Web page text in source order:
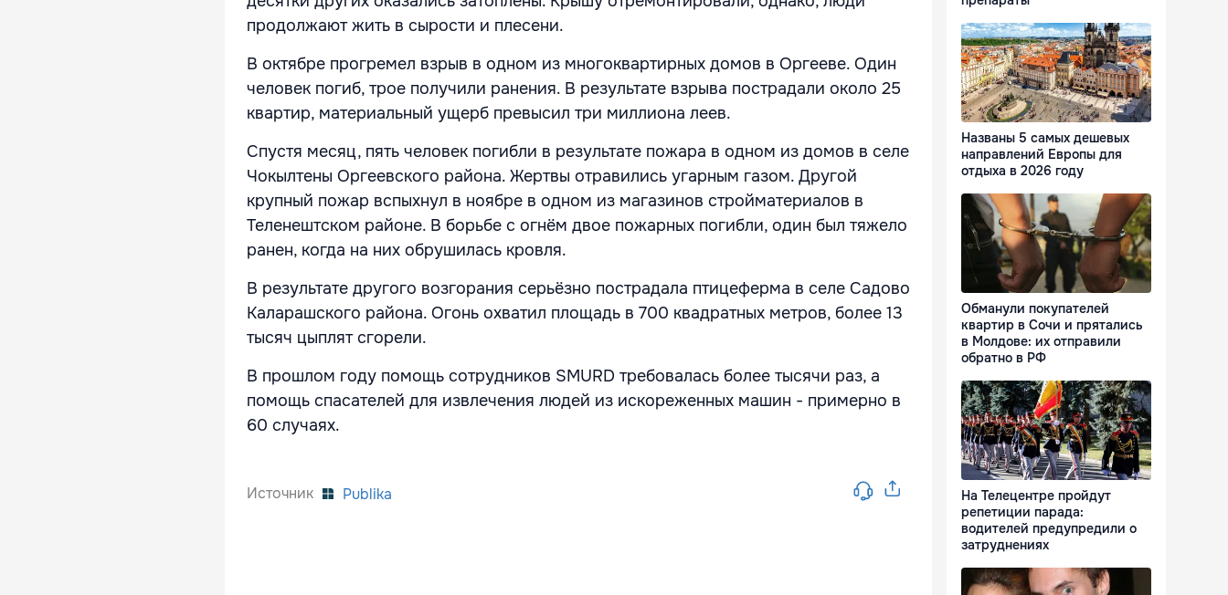
продолжают жить в сырости и плесени.
В октябре прогремел взрыв в одном из многоквартирных домов в Оргееве. Один
человек погиб, трое получили ранения. В результате взрыва пострадали около 25
квартир, материальный ущерб превысил три миллиона леев.
Спустя месяц, пять человек погибли в результате пожара в одном из домов в селе
Чокылтены Оргеевского района. Жертвы отравились угарным газом. Другой
крупный пожар вспыхнул в ноябре в одном из магазинов стройматериалов в
Теленештском районе. В борьбе с огнём двое пожарных погибли, один был тяжело
ранен, когда на них обрушилась кровля.
В результате другого возгорания серьёзно пострадала птицеферма в селе Садово
Каларашского района. Огонь охватил площадь в 700 квадратных метров, более 13
тысяч цыплят сгорели.
В прошлом году помощь сотрудников SMURD требовалась более тысячи раз, а
помощь спасателей для извлечения людей из искореженных машин - примерно в
60 случаях.
Источник Publika
Названы 5 самых дешевых
направлений Европы для
отдыха в 2026 году
Обманули покупателей
квартир в Сочи и прятались
в Молдове: их отправили
обратно в РФ
На Телецентре пройдут
репетиции парада:
водителей предупредили о
затруднениях